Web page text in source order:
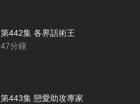
第442集 各界話術王
47分鐘
第443集 戀愛助攻專家